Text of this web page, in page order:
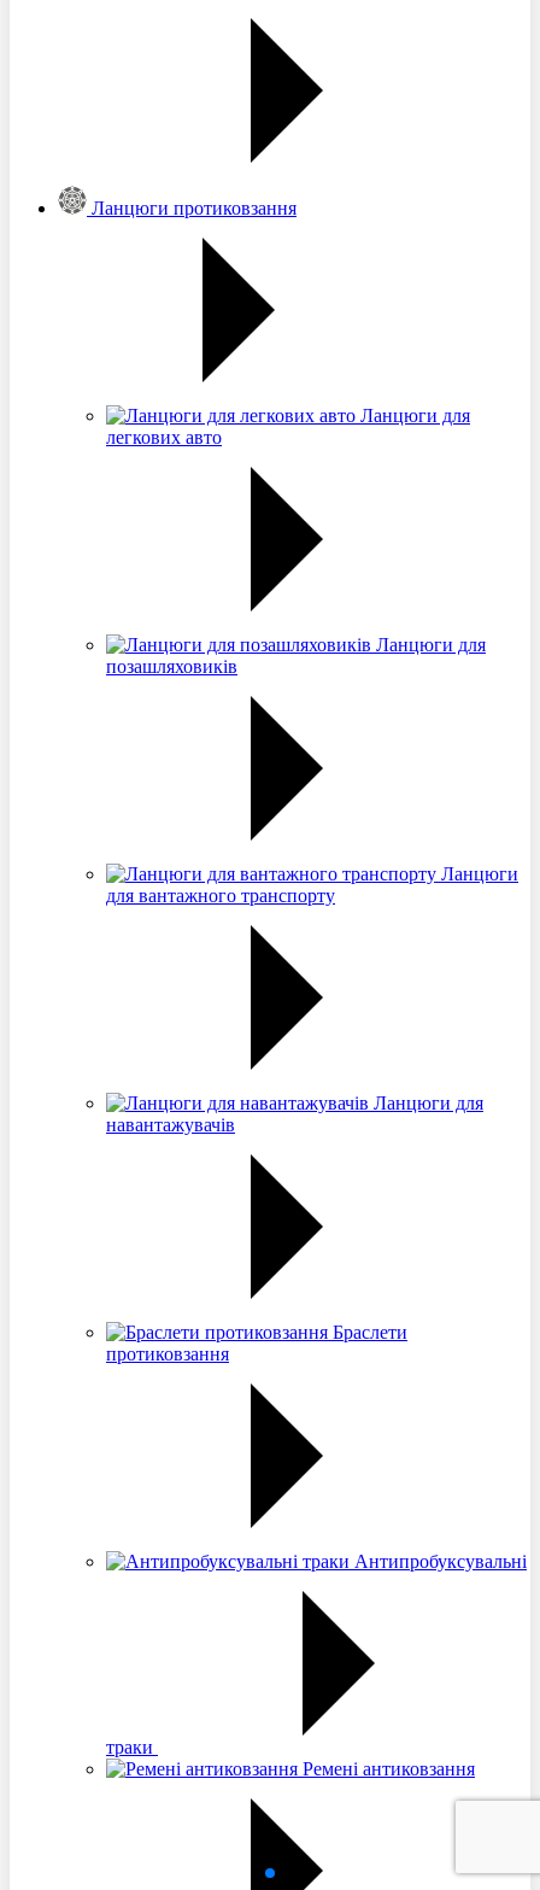
Ланцюги протиковзання
Ланцюги для
легкових авто
Ланцюги для
позашляховиків
Ланцюги
для вантажного транспорту
Ланцюги для
навантажувачів
Браслети
протиковзання
Антипробуксувальні
траки
Ремені антиковзання